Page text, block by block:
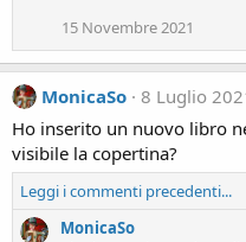
15 Novembre 2021
MonicaSo 8 Luglio
Ho inserito un nuovo libro
visibile la copertina?
Leggi i commenti precedenti...
MonicaSo